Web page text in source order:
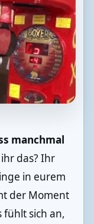
manchmal
das? Ihr
in eurem
der Moment
fühlt sich an,